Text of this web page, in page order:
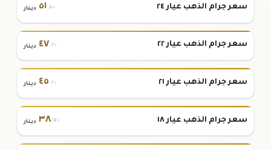
سعر جرام الذهب عيار ٢٤ ٥١.٥٠ دينار
سعر جرام الذهب عيار ٢٢ ٤٧.٢٠ دينار
سعر جرام الذهب عيار ٢١ ٤٥ .١٠ دينار
سعر جرام الذهب عيار ١٨ ٣٨.٧٠ دينار